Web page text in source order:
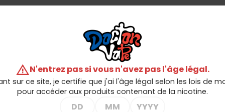
1-1 de 1 article(s)
warningN'entrez pas si vous n'avez pas l'âge légal.
sur ce site, je certifie que j'ai l'âge légal selon les lois de
pour accéder aux produits contenant de la nicotine.